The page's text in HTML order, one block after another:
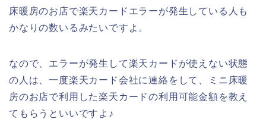
床暖房のお店で楽天カードエラーが発生している人も
かなりの数いるみたいですよ。
なので、エラーが発生して楽天カードが使えない状態
の人は、一度楽天カード会社に連絡をして、ミニ床暖
房のお店で利用した楽天カードの利用可能金額を教え
てもらうといいですよ♪